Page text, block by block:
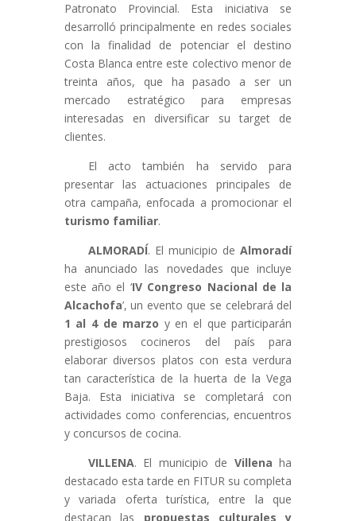
Patronato Provincial. Esta iniciativa se
desarrolló principalmente en redes sociales
con la finalidad de potenciar el destino
Costa Blanca entre este colectivo menor de
treinta años, que ha pasado a ser un
mercado estratégico para empresas
interesadas en diversificar su target de
clientes.
El acto también ha servido para
presentar las actuaciones principales de
otra campaña, enfocada a promocionar el
turismo familiar.
ALMORADÍ. El municipio deAlmoradí
ha anunciado las novedades que incluye
este año el ‘IV Congreso Nacional de la
Alcachofa’, un evento que se celebrará del
1 al 4 de marzo y en el que participarán
prestigiosos cocineros del país para
elaborar diversos platos con esta verdura
tan característica de la huerta de la Vega
Baja. Esta iniciativa se completará con
actividades como conferencias, encuentros
y concursos de cocina.
VILLENA. El municipio de Villena ha
destacado esta tarde en FITUR su completa
y variada oferta turística, entre la que
destacan las propuestas culturales y